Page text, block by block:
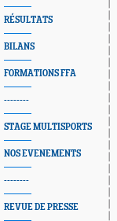
RÉSULTATS
BILANS
FORMATIONS FFA
--------
STAGE MULTISPORTS
NOS EVENEMENTS
--------
REVUE DE PRESSE